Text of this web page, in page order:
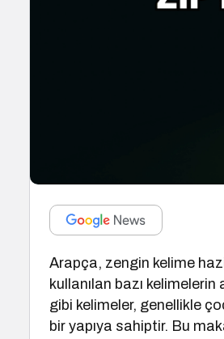
Arapça, zengin kelime
kullanılan bazı
gibi kelimeler, genellikle
bir yapıya sahiptir. Bu